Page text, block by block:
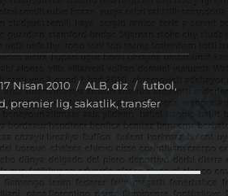
Yayın
17 Nisan 2010 Kategoriler
ALB, diz Etiketler
futbol,
, premier lig, sakatlik, transfer